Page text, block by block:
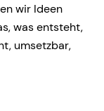
wir Ideen
was entsteht,
umsetzbar,